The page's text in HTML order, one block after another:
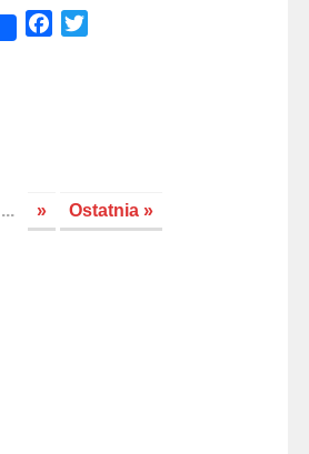
Facebook
... » Ostatnia »